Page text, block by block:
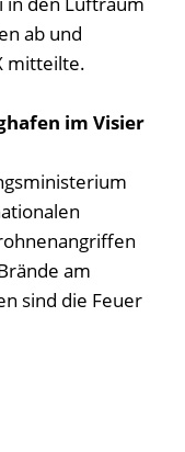
ab und
mitteilte.
im Visier
am
sind die Feuer